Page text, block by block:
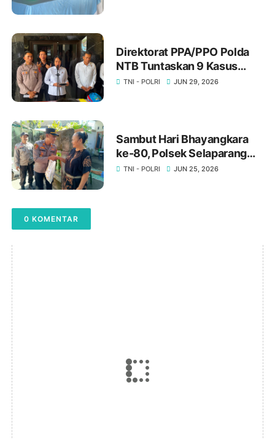
Direktorat PPA/PPO Polda
NTB Tuntaskan 9 Kasus
Pada Juni 2026, Satu
TNI - POLRI JUN 29, 2026
‎Sambut Hari Bhayangkara
ke-80, Polsek Selaparang
Salurkan Bantuan Sosial
TNI - POLRI JUN 25, 2026
0 KOMENTAR